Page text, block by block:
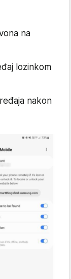
na
lozinkom
nakon